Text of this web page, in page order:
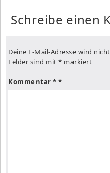
Schreibe einen
Deine E-Mail-Adresse wird
Felder sind mit * markiert
Kommentar *